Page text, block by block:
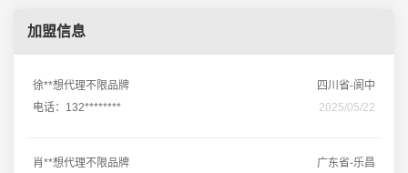
加盟信息
徐**想代理不限品牌
四川省-阆中
电话：132********
2025/05/22
肖**想代理不限品牌
广东省-乐昌